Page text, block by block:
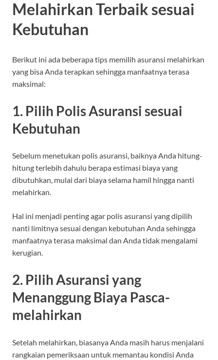
Melahirkan Terbaik sesuai
Kebutuhan
Berikut ini ada beberapa tips memilih asuransi melahirkan
yang bisa Anda terapkan sehingga manfaatnya terasa
maksimal:
1. Pilih Polis Asuransi sesuai
Kebutuhan
Sebelum menetukan polis asuransi, baiknya Anda hitung-
hitung terlebih dahulu berapa estimasi biaya yang
dibutuhkan, mulai dari biaya selama hamil hingga nanti
melahirkan.
Hal ini menjadi penting agar polis asuransi yang dipilih
nanti limitnya sesuai dengan kebutuhan Anda sehingga
manfaatnya terasa maksimal dan Anda tidak mengalami
kerugian.
2. Pilih Asuransi yang
Menanggung Biaya Pasca-
melahirkan
Setelah melahirkan, biasanya Anda masih harus menjalani
rangkaian pemeriksaan untuk memantau kondisi Anda